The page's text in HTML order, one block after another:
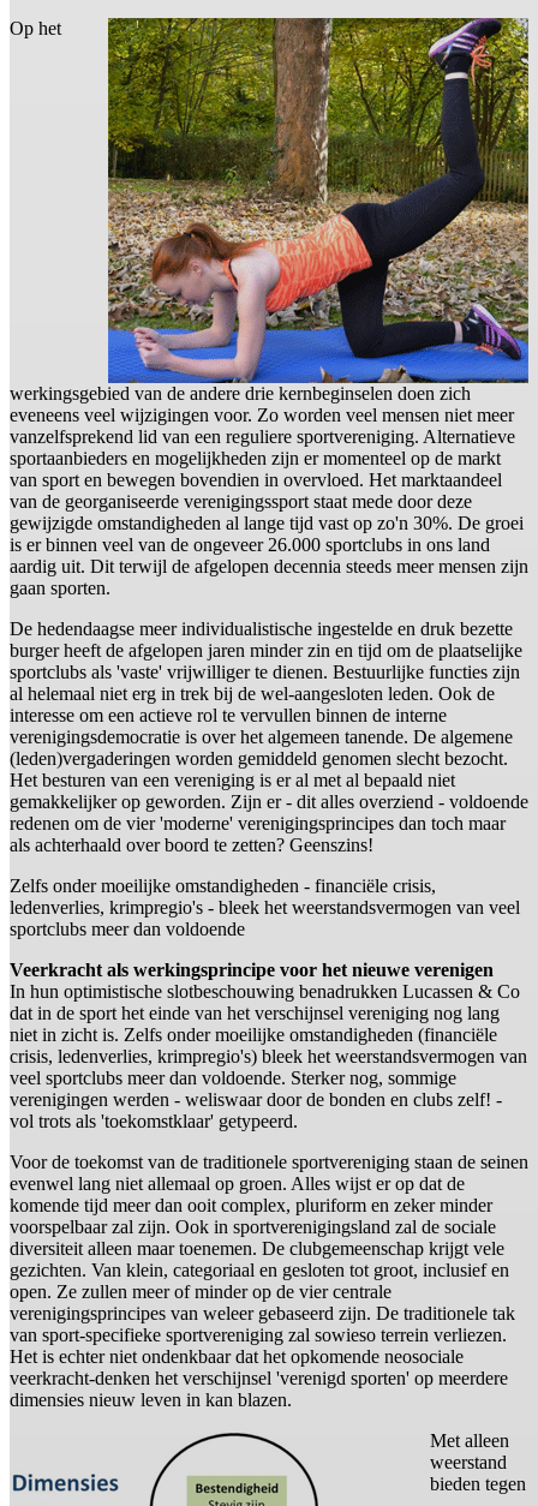
Op het
werkingsgebied van de andere drie kernbeginselen doen zich
eveneens veel wijzigingen voor. Zo worden veel mensen niet meer
vanzelfsprekend lid van een reguliere sportvereniging. Alternatieve
sportaanbieders en mogelijkheden zijn er momenteel op de markt
van sport en bewegen bovendien in overvloed. Het marktaandeel
van de georganiseerde verenigingssport staat mede door deze
gewijzigde omstandigheden al lange tijd vast op zo'n 30%. De groei
is er binnen veel van de ongeveer 26.000 sportclubs in ons land
aardig uit. Dit terwijl de afgelopen decennia steeds meer mensen zijn
gaan sporten.
De hedendaagse meer individualistische ingestelde en druk bezette
burger heeft de afgelopen jaren minder zin en tijd om de plaatselijke
sportclubs als 'vaste' vrijwilliger te dienen. Bestuurlijke functies zijn
al helemaal niet erg in trek bij de wel-aangesloten leden. Ook de
interesse om een actieve rol te vervullen binnen de interne
verenigingsdemocratie is over het algemeen tanende. De algemene
(leden)vergaderingen worden gemiddeld genomen slecht bezocht.
Het besturen van een vereniging is er al met al bepaald niet
gemakkelijker op geworden. Zijn er - dit alles overziend - voldoende
redenen om de vier 'moderne' verenigingsprincipes dan toch maar
als achterhaald over boord te zetten? Geenszins!
Zelfs onder moeilijke omstandigheden - financiële crisis,
ledenverlies, krimpregio's - bleek het weerstandsvermogen van veel
sportclubs meer dan voldoende
Veerkracht als werkingsprincipe voor het nieuwe verenigen
In hun optimistische slotbeschouwing benadrukken Lucassen & Co
dat in de sport het einde van het verschijnsel vereniging nog lang
niet in zicht is. Zelfs onder moeilijke omstandigheden (financiële
crisis, ledenverlies, krimpregio's) bleek het weerstandsvermogen van
veel sportclubs meer dan voldoende. Sterker nog, sommige
verenigingen werden - weliswaar door de bonden en clubs zelf! -
vol trots als 'toekomstklaar' getypeerd.
Voor de toekomst van de traditionele sportvereniging staan de seinen
evenwel lang niet allemaal op groen. Alles wijst er op dat de
komende tijd meer dan ooit complex, pluriform en zeker minder
voorspelbaar zal zijn. Ook in sportverenigingsland zal de sociale
diversiteit alleen maar toenemen. De clubgemeenschap krijgt vele
gezichten. Van klein, categoriaal en gesloten tot groot, inclusief en
open. Ze zullen meer of minder op de vier centrale
verenigingsprincipes van weleer gebaseerd zijn. De traditionele tak
van sport-specifieke sportvereniging zal sowieso terrein verliezen.
Het is echter niet ondenkbaar dat het opkomende neosociale
veerkracht-denken het verschijnsel 'verenigd sporten' op meerdere
dimensies nieuw leven in kan blazen.
Met alleen
weerstand
bieden tegen